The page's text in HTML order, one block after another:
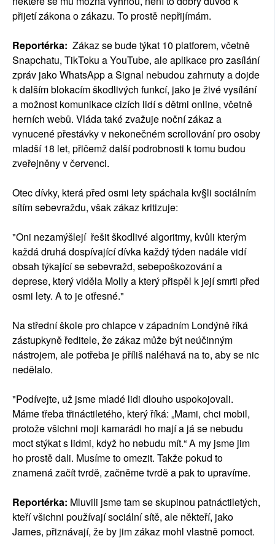
přijetí zákona o zákazu. To prostě nepřijímám.
Reportérka: Zákaz se bude týkat 10 platforem, včetně
Snapchatu, TikToku a YouTube, ale aplikace pro zasílání
zpráv jako WhatsApp a Signal nebudou zahrnuty a dojde
k dalším blokacím škodlivých funkcí, jako je živé vysílání
a možnost komunikace cizích lidí s dětmi online, včetně
herních webů. Vláda také zvažuje noční zákaz a
vynucené přestávky v nekonečném scrollování pro osoby
mladší 18 let, přičemž další podrobnosti k tomu budou
zveřejněny v červenci.
Otec dívky, která před osmi lety spáchala kv§li sociálním
sítím sebevraždu, však zákaz kritizuje:
"Oni nezamýšlejí řešit škodlivé algoritmy, kvůli kterým
každá druhá dospívající dívka každý týden nadále vidí
obsah týkající se sebevražd, sebepoškozování a
deprese, který viděla Molly a který přispěl k její smrti před
osmi lety. A to je otřesné."
Na střední škole pro chlapce v západním Londýně říká
zástupkyně ředitele, že zákaz může být neúčinným
nástrojem, ale potřeba je příliš naléhavá na to, aby se nic
nedělalo.
"Podívejte, už jsme mladé lidi dlouho uspokojovali.
Máme třeba třináctiletého, který říká: „Mami, chci mobil,
protože všichni moji kamarádi ho mají a já se nebudu
moct stýkat s lidmi, když ho nebudu mít.“ A my jsme jim
ho prostě dali. Musíme to omezit. Takže pokud to
znamená začít tvrdě, začněme tvrdě a pak to upravíme.
Reportérka: Mluvili jsme tam se skupinou patnáctiletých,
kteří všichni používají sociální sítě, ale někteří, jako
James, přiznávají, že by jim zákaz mohl vlastně pomoct.